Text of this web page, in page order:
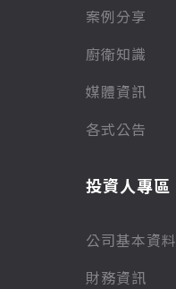
案例分享
廚衛知識
媒體資訊
各式公告
投資人專區
公司基本資料
財務資訊